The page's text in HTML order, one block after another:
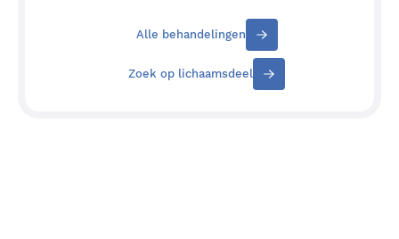
Alle behandelingen
Zoek op lichaamsdeel